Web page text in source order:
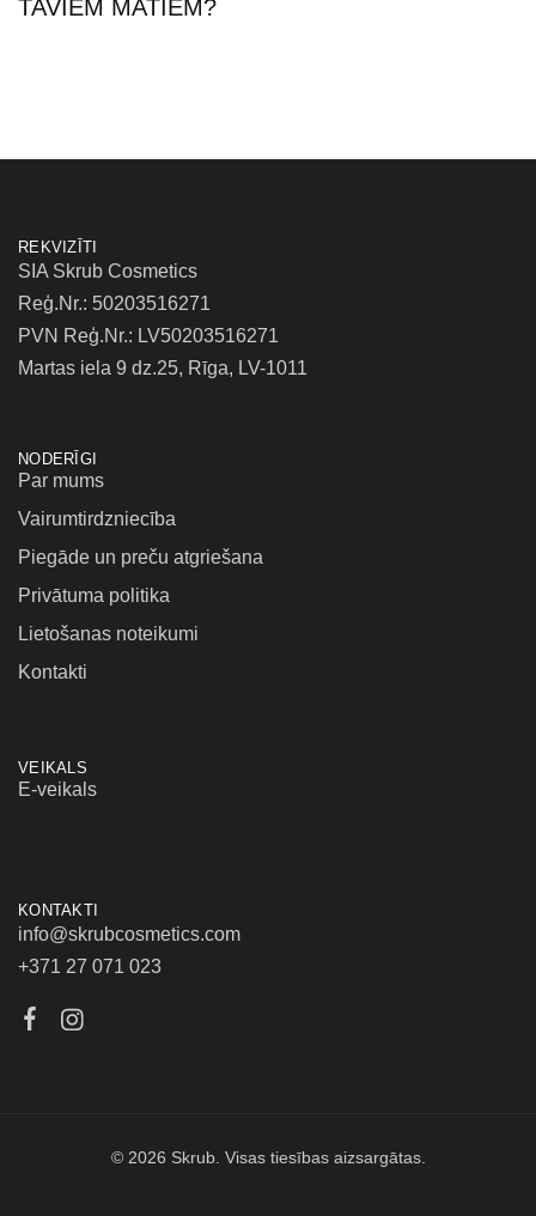
TAVIEM MATIEM?
REKVIZĪTI
SIA Skrub Cosmetics
Reģ.Nr.: 50203516271
PVN Reģ.Nr.: LV50203516271
Martas iela 9 dz.25, Rīga, LV-1011
NODERĪGI
Par mums
Vairumtirdzniecība
Piegāde un preču atgriešana
Privātuma politika
Lietošanas noteikumi
Kontakti
VEIKALS
E-veikals
KONTAKTI
info@skrubcosmetics.com
+371 27 071 023
© 2026 Skrub. Visas tiesības aizsargātas.